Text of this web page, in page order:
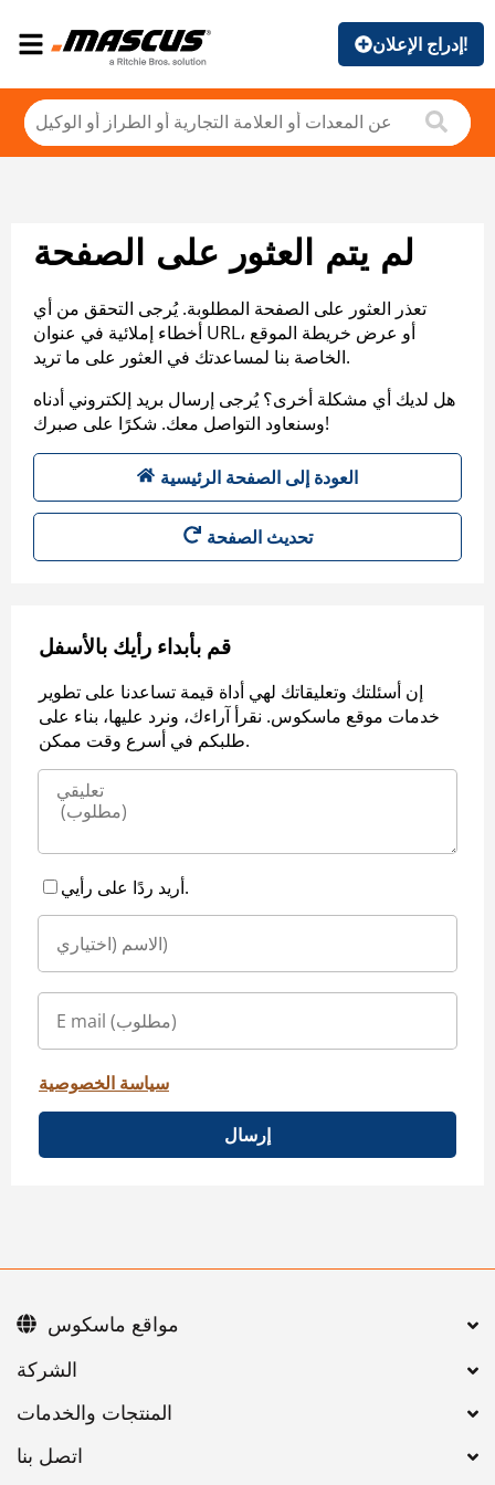
إدراج الإعلان!
لم يتم العثور على الصفحة
تعذر العثور على الصفحة المطلوبة. يُرجى التحقق من أي
أخطاء إملائية في عنوان URL، أو عرض خريطة الموقع
الخاصة بنا لمساعدتك في العثور على ما تريد.
هل لديك أي مشكلة أخرى؟ يُرجى إرسال بريد إلكتروني أدناه
وسنعاود التواصل معك. شكرًا على صبرك!
العودة إلى الصفحة الرئيسية
تحديث الصفحة
قم بأبداء رأيك بالأسفل
إن أسئلتك وتعليقاتك لهي أداة قيمة تساعدنا على تطوير
خدمات موقع ماسكوس. نقرأ آراءك، ونرد عليها، بناء على
طلبكم في أسرع وقت ممكن.
أريد ردًا على رأيي.
سياسة الخصوصية
إرسال
اتصل بنا
مواقع ماسكوس